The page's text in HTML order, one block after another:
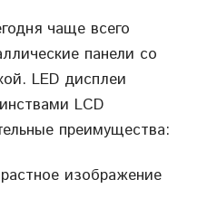
чаще всего
панели со
LED дисплеи
LCD
преимущества:
изображение